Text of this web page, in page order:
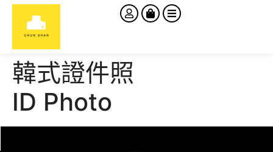
韓式證件照
ID Photo